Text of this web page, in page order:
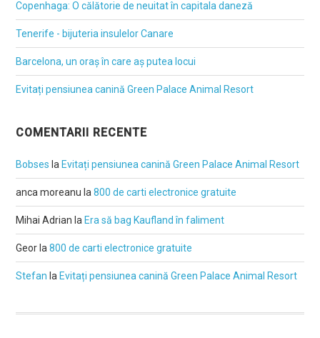
Copenhaga: O călătorie de neuitat în capitala daneză
Tenerife - bijuteria insulelor Canare
Barcelona, un oraș în care aș putea locui
Evitați pensiunea canină Green Palace Animal Resort
COMENTARII RECENTE
Bobses la Evitați pensiunea canină Green Palace Animal Resort
anca moreanu la800 de carti electronice gratuite
Mihai Adrian la Era să bag Kaufland în faliment
Geor la800 de carti electronice gratuite
Stefan la Evitați pensiunea canină Green Palace Animal Resort